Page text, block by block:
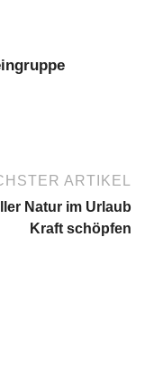
ARTIKEL
Natur im Urlaub
Kraft schöpfen